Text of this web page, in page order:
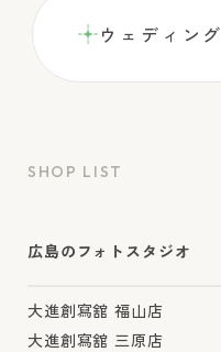
ウェディング
SHOP LIST
広島のフォトスタジオ
大進創寫舘 福山店
大進創寫舘 三原店